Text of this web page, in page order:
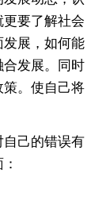
要了解社会
展，如何能
发展。同时
。使自己将
己的错误有